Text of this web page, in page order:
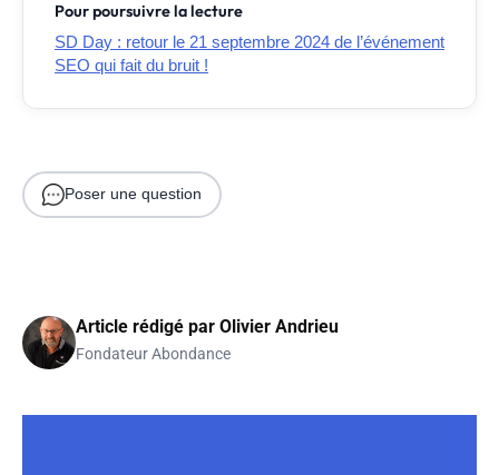
Pour poursuivre la lecture
SD Day : retour le 21 septembre 2024 de l’événement
SEO qui fait du bruit !
Poser une question
Article rédigé par Olivier Andrieu
Fondateur Abondance